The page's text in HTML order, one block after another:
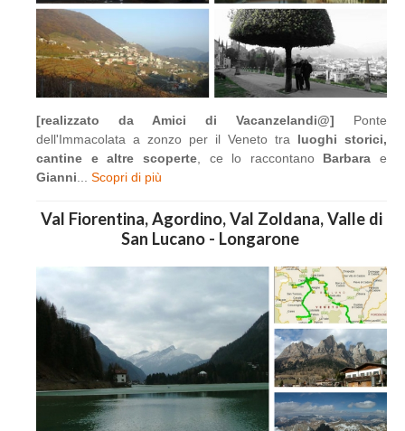
[realizzato da Amici di Vacanzelandi@] Ponte
dell'Immacolata a zonzo per il Veneto tra luoghi storici,
cantine e altre scoperte, ce lo raccontano Barbara e
Gianni
Scopri di più
Val Fiorentina, Agordino, Val Zoldana, Valle di
San Lucano - Longarone